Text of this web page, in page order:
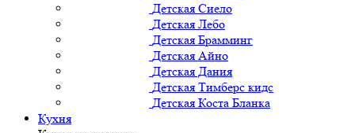
Детская Сиело
Детская Лебо
Детская Брамминг
Детская Айно
Детская Дания
Детская Тимберс кидс
Детская Коста Бланка
Кухня